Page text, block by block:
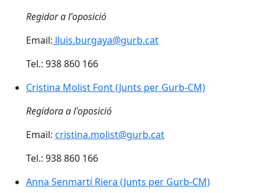
Regidor a l'oposició
Email: lluis.burgaya@gurb.cat
Tel.: 938 860 166
Cristina Molist Font (Junts per Gurb-CM)
Cristina Molist Font (Junts per Gurb-CM)
Regidora a l'oposició
Email: cristina.molist@gurb.cat
Tel.: 938 860 166
Anna Senmartí Riera (Junts per Gurb-CM)
Anna Senmartí Riera (Junts per Gurb-CM)